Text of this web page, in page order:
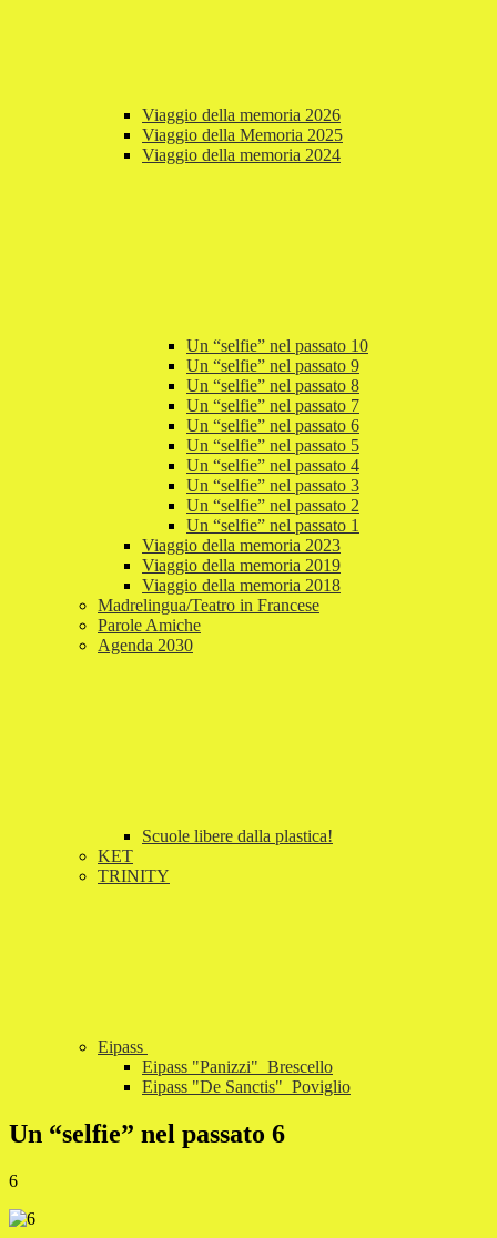
Viaggio della memoria 2026
Viaggio della Memoria 2025
Viaggio della memoria 2024
Un “selfie” nel passato 10
Un “selfie” nel passato 9
Un “selfie” nel passato 8
Un “selfie” nel passato 7
Un “selfie” nel passato 6
Un “selfie” nel passato 5
Un “selfie” nel passato 4
Un “selfie” nel passato 3
Un “selfie” nel passato 2
Un “selfie” nel passato 1
Viaggio della memoria 2023
Viaggio della memoria 2019
Viaggio della memoria 2018
Madrelingua/Teatro in Francese
Parole Amiche
Agenda 2030
Scuole libere dalla plastica!
KET
TRINITY
Eipass
Eipass "Panizzi"_Brescello
Eipass "De Sanctis"_Poviglio
Un “selfie” nel passato 6
6